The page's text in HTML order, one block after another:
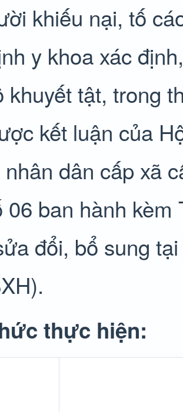
khiếu nại, tố
y khoa xác
khuyết tật, trong
kết luận của
dân cấp xã
06 ban hành
đổi, bổ sung
thực hiện: